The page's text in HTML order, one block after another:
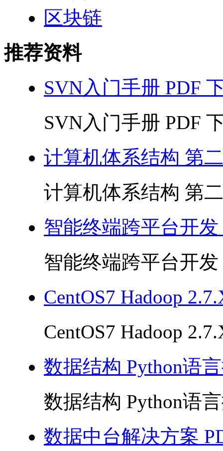
区块链
推荐资料
SVN入门手册 PDF
SVN入门手册 PDF
计算机体系结构 第
计算机体系结构 第
智能终端跨平台开发
智能终端跨平台开发
CentOS7 Hadoop
CentOS7 Hadoop
数据结构 Python语
数据结构 Python语
数据中台解决方案